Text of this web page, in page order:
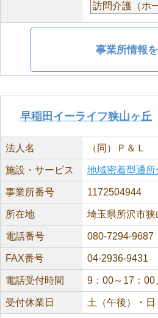
訪問介護（ホ
事業所情報
早稲田イーライフ狭山ヶ丘
法人名 （同）Ｐ＆Ｌ
施設・サービス 地域密着型通所
事業所番号 1172504944
所在地 埼玉県所沢市
電話番号 080-7294-9687
FAX番号 04-2936-9431
電話受付時間 9：00～17：00
受付休業日 土（午後）・